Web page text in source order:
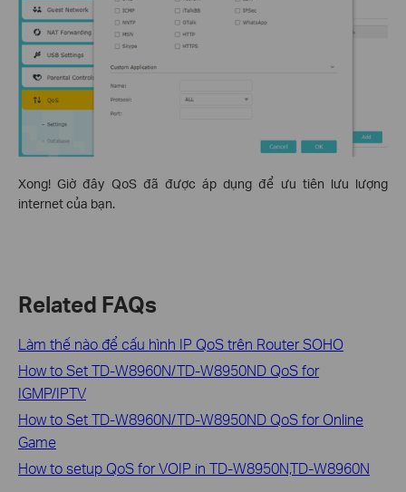
Xong! Giờ đây QoS đã được áp dụng để ưu tiên lưu lượng
internet của bạn.
Related FAQs
Làm thế nào để cấu hình IP QoS trên Router SOHO
How to Set TD-W8960N/TD-W8950ND QoS for
IGMP/IPTV
How to Set TD-W8960N/TD-W8950ND QoS for Online
Game
How to setup QoS for VOIP in TD-W8950N,TD-W8960N